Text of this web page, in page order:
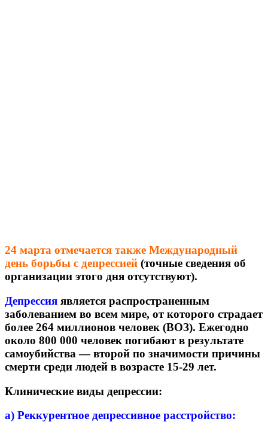
24 марта отмечается также Международный
день борьбы с депрессией (точные сведения об
организации этого дня отсутствуют).
Депрессия является распространенным
заболеванием во всем мире, от которого страдает
более 264 миллионов человек (ВОЗ). Ежегодно
около 800 000 человек погибают в результате
самоубийства — второй по значимости причины
смерти среди людей в возрасте 15-29 лет.
Клинические виды депрессии:
а) Реккурентное депрессивное расстройство: